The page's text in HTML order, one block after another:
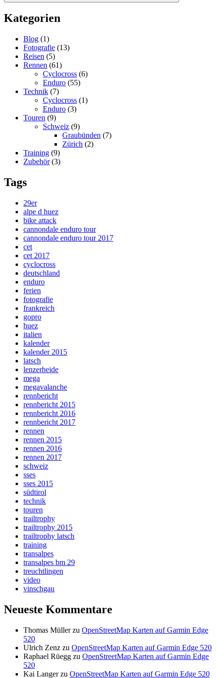
Kategorien
Blog (1)
Fotografie (13)
Reisen (5)
Rennen (61)
Cyclocross (6)
Enduro (55)
Technik (7)
Cyclocross (1)
Enduro (3)
Touren (9)
Schweiz (9)
Graubünden (7)
Zürich (2)
Training (9)
Zubehör(3)
Tags
29er
alpe d huez
bike attack
cannondale enduro tour
cannondale enduro tour 2017
cet
cet 2017
cyclocross
deutschland
enduro
ferien
fotografie
frankreich
gopro
huez
italien
kalender
kalender 2015
latsch
lenzerheide
mega
megavalanche
rennbericht
rennbericht 2015
rennbericht 2016
rennbericht 2017
rennen
rennen 2015
rennen 2016
rennen 2017
schweiz
sses
sses 2015
südtirol
technik
touren
trailtrophy
trailtrophy 2015
trailtrophy latsch
training
transalpes
transalpes bm 29
treuchtlingen
video
vinschgau
Neueste Kommentare
Thomas Müllerzu OpenStreetMap Karten auf Garmin Edge
520
Ulrich Zenz zu OpenStreetMap Karten auf Garmin Edge 520
Raphael Rüegg zu OpenStreetMap Karten auf Garmin Edge
520
Kai Langerzu OpenStreetMap Karten auf Garmin Edge 520